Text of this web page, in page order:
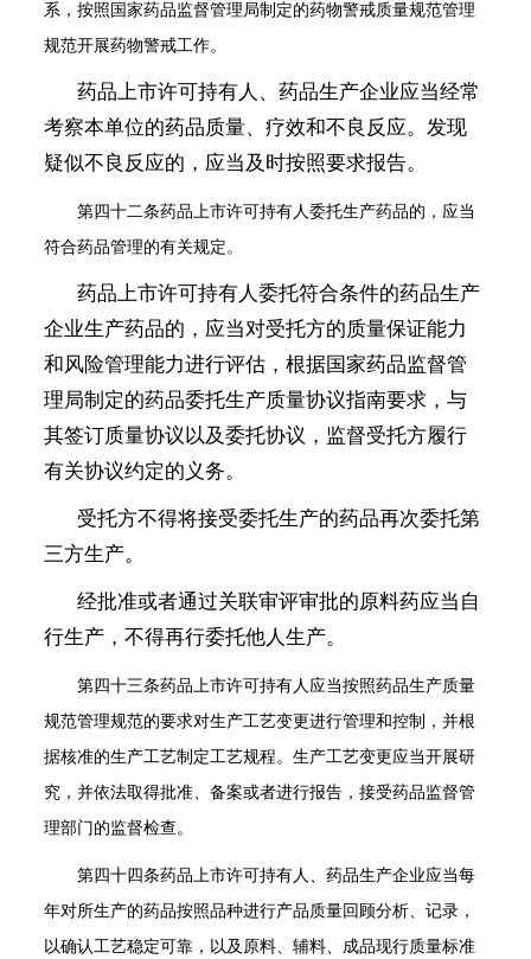
系，按照国家药品监督管理局制定的药物警戒质量规范管理
规范开展药物警戒工作。
药品上市许可持有人、药品生产企业应当经常
考察本单位的药品质量、疗效和不良反应。发现
疑似不良反应的，应当及时按照要求报告。
第四十二条药品上市许可持有人委托生产药品的，应当
符合药品管理的有关规定。
药品上市许可持有人委托符合条件的药品生产
企业生产药品的，应当对受托方的质量保证能力
和风险管理能力进行评估，根据国家药品监督管
理局制定的药品委托生产质量协议指南要求，与
其签订质量协议以及委托协议，监督受托方履行
有关协议约定的义务。
受托方不得将接受委托生产的药品再次委托第
三方生产。
经批准或者通过关联审评审批的原料药应当自
行生产，不得再行委托他人生产。
第四十三条药品上市许可持有人应当按照药品生产质量
规范管理规范的要求对生产工艺变更进行管理和控制，并根
据核准的生产工艺制定工艺规程。生产工艺变更应当开展研
究，并依法取得批准、备案或者进行报告，接受药品监督管
理部门的监督检查。
第四十四条药品上市许可持有人、药品生产企业应当每
年对所生产的药品按照品种进行产品质量回顾分析、记录，
以确认工艺稳定可靠，以及原料、辅料、成品现行质量标准